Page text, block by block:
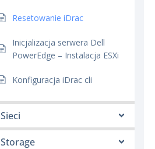
Resetowanie iDrac
Inicjalizacja serwera Dell
PowerEdge – Instalacja ESXi
Konfiguracja iDrac cli
Sieci
Storage